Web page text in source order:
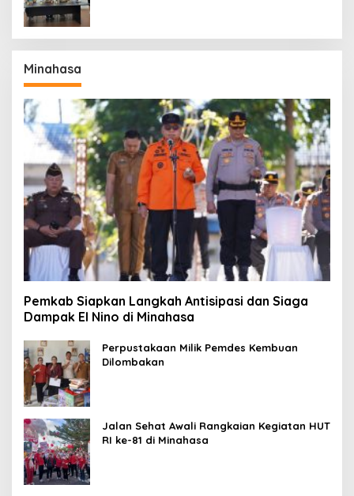
Minahasa
Pemkab Siapkan Langkah Antisipasi dan Siaga
Dampak El Nino di Minahasa
Perpustakaan Milik Pemdes Kembuan
Dilombakan
Jalan Sehat Awali Rangkaian Kegiatan HUT
RI ke-81 di Minahasa